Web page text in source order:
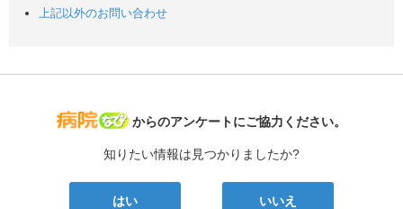
上記以外のお問い合わせ
病院なび
からのアンケートにご協力ください。
知りたい情報は見つかりましたか?
はい いいえ